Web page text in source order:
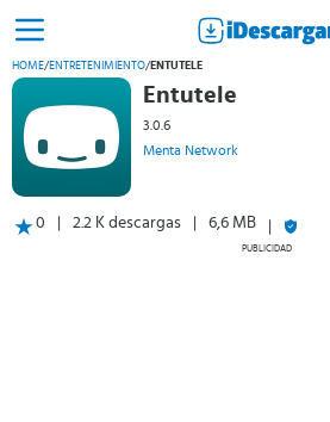
HOME/ENTRETENIMIENTO/ ENTUTELE
Entutele
3.0.6
Menta Network
0 2.2 K descargas 6,6 MB
PUBLICIDAD